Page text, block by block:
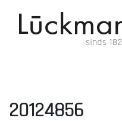
20124856